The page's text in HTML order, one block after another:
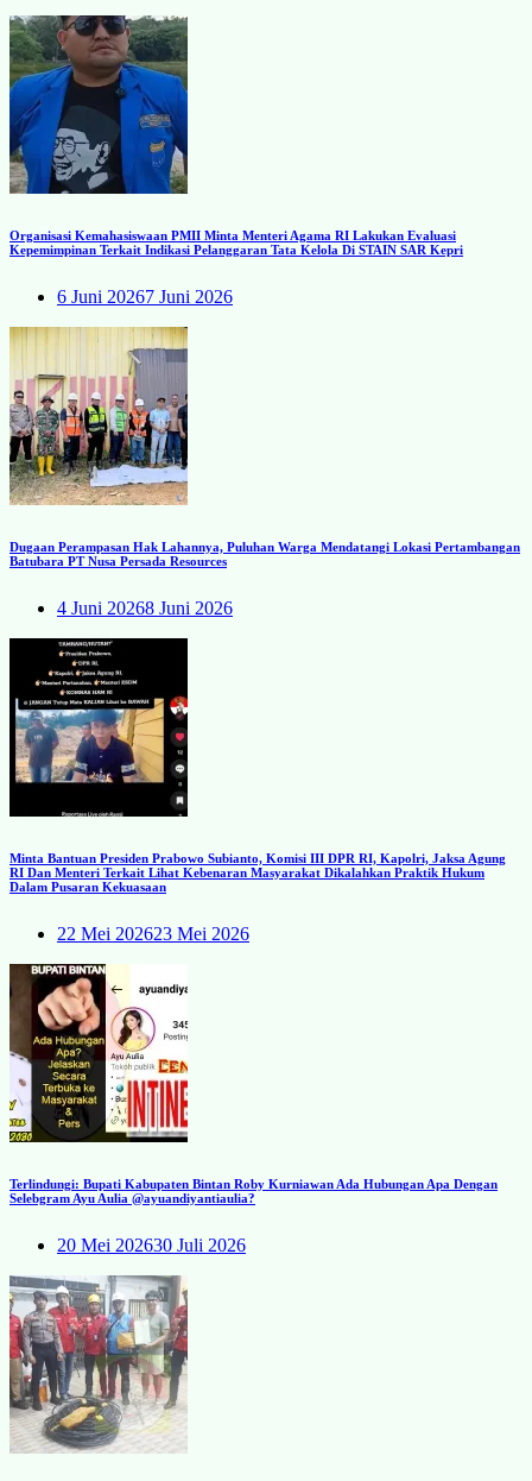
Organisasi Kemahasiswaan PMII Minta Menteri Agama RI Lakukan Evaluasi
Kepemimpinan Terkait Indikasi Pelanggaran Tata Kelola Di STAIN SAR Kepri
6 Juni 20267 Juni 2026
Dugaan Perampasan Hak Lahannya, Puluhan Warga Mendatangi Lokasi Pertambangan
Batubara PT Nusa Persada Resources
4 Juni 20268 Juni 2026
Minta Bantuan Presiden Prabowo Subianto, Komisi III DPR RI, Kapolri, Jaksa Agung
RI Dan Menteri Terkait Lihat Kebenaran Masyarakat Dikalahkan Praktik Hukum
Dalam Pusaran Kekuasaan
22 Mei 202623 Mei 2026
Terlindungi: Bupati Kabupaten Bintan Roby Kurniawan Ada Hubungan Apa Dengan
Selebgram Ayu Aulia @ayuandiyantiaulia?
20 Mei 202630 Juli 2026